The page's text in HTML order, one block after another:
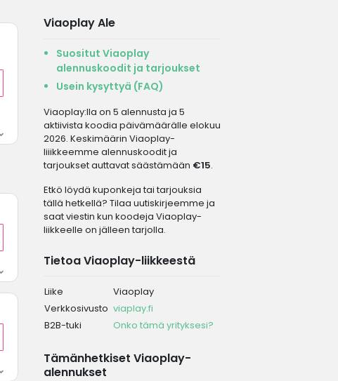
Viaoplay Ale
Suositut Viaoplay
alennuskoodit ja tarjoukset
Usein kysyttyä (FAQ)
Viaoplay:lla on 5 alennusta ja 5
aktiivista koodia päivämäärälle elokuu
2026. Keskimäärin Viaoplay-
liiikkeemme alennuskoodit ja
tarjoukset auttavat säästämään €15.
Etkö löydä kuponkeja tai tarjouksia
tällä hetkellä? Tilaa uutiskirjeemme ja
saat viestin kun koodeja Viaoplay-
liikkeelle on jälleen tarjolla.
Tietoa Viaoplay-liikkeestä
Liike
Viaoplay
Verkkosivusto viaplay.fi
B2B-tuki
Onko tämä yrityksesi?
Tämänhetkiset Viaoplay-
alennukset